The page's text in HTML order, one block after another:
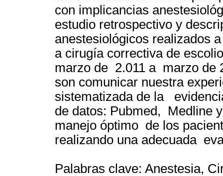
con implicancias
estudio retrospectivo y
anestesiológicos realizados
a cirugía correctiva de
marzo de 2.011 a marzo de
son comunicar nuestra
sistematizada de la
de datos: Pubmed, Medline
manejo óptimo de los
realizando una adecuada
Palabras clave: Anestesia,